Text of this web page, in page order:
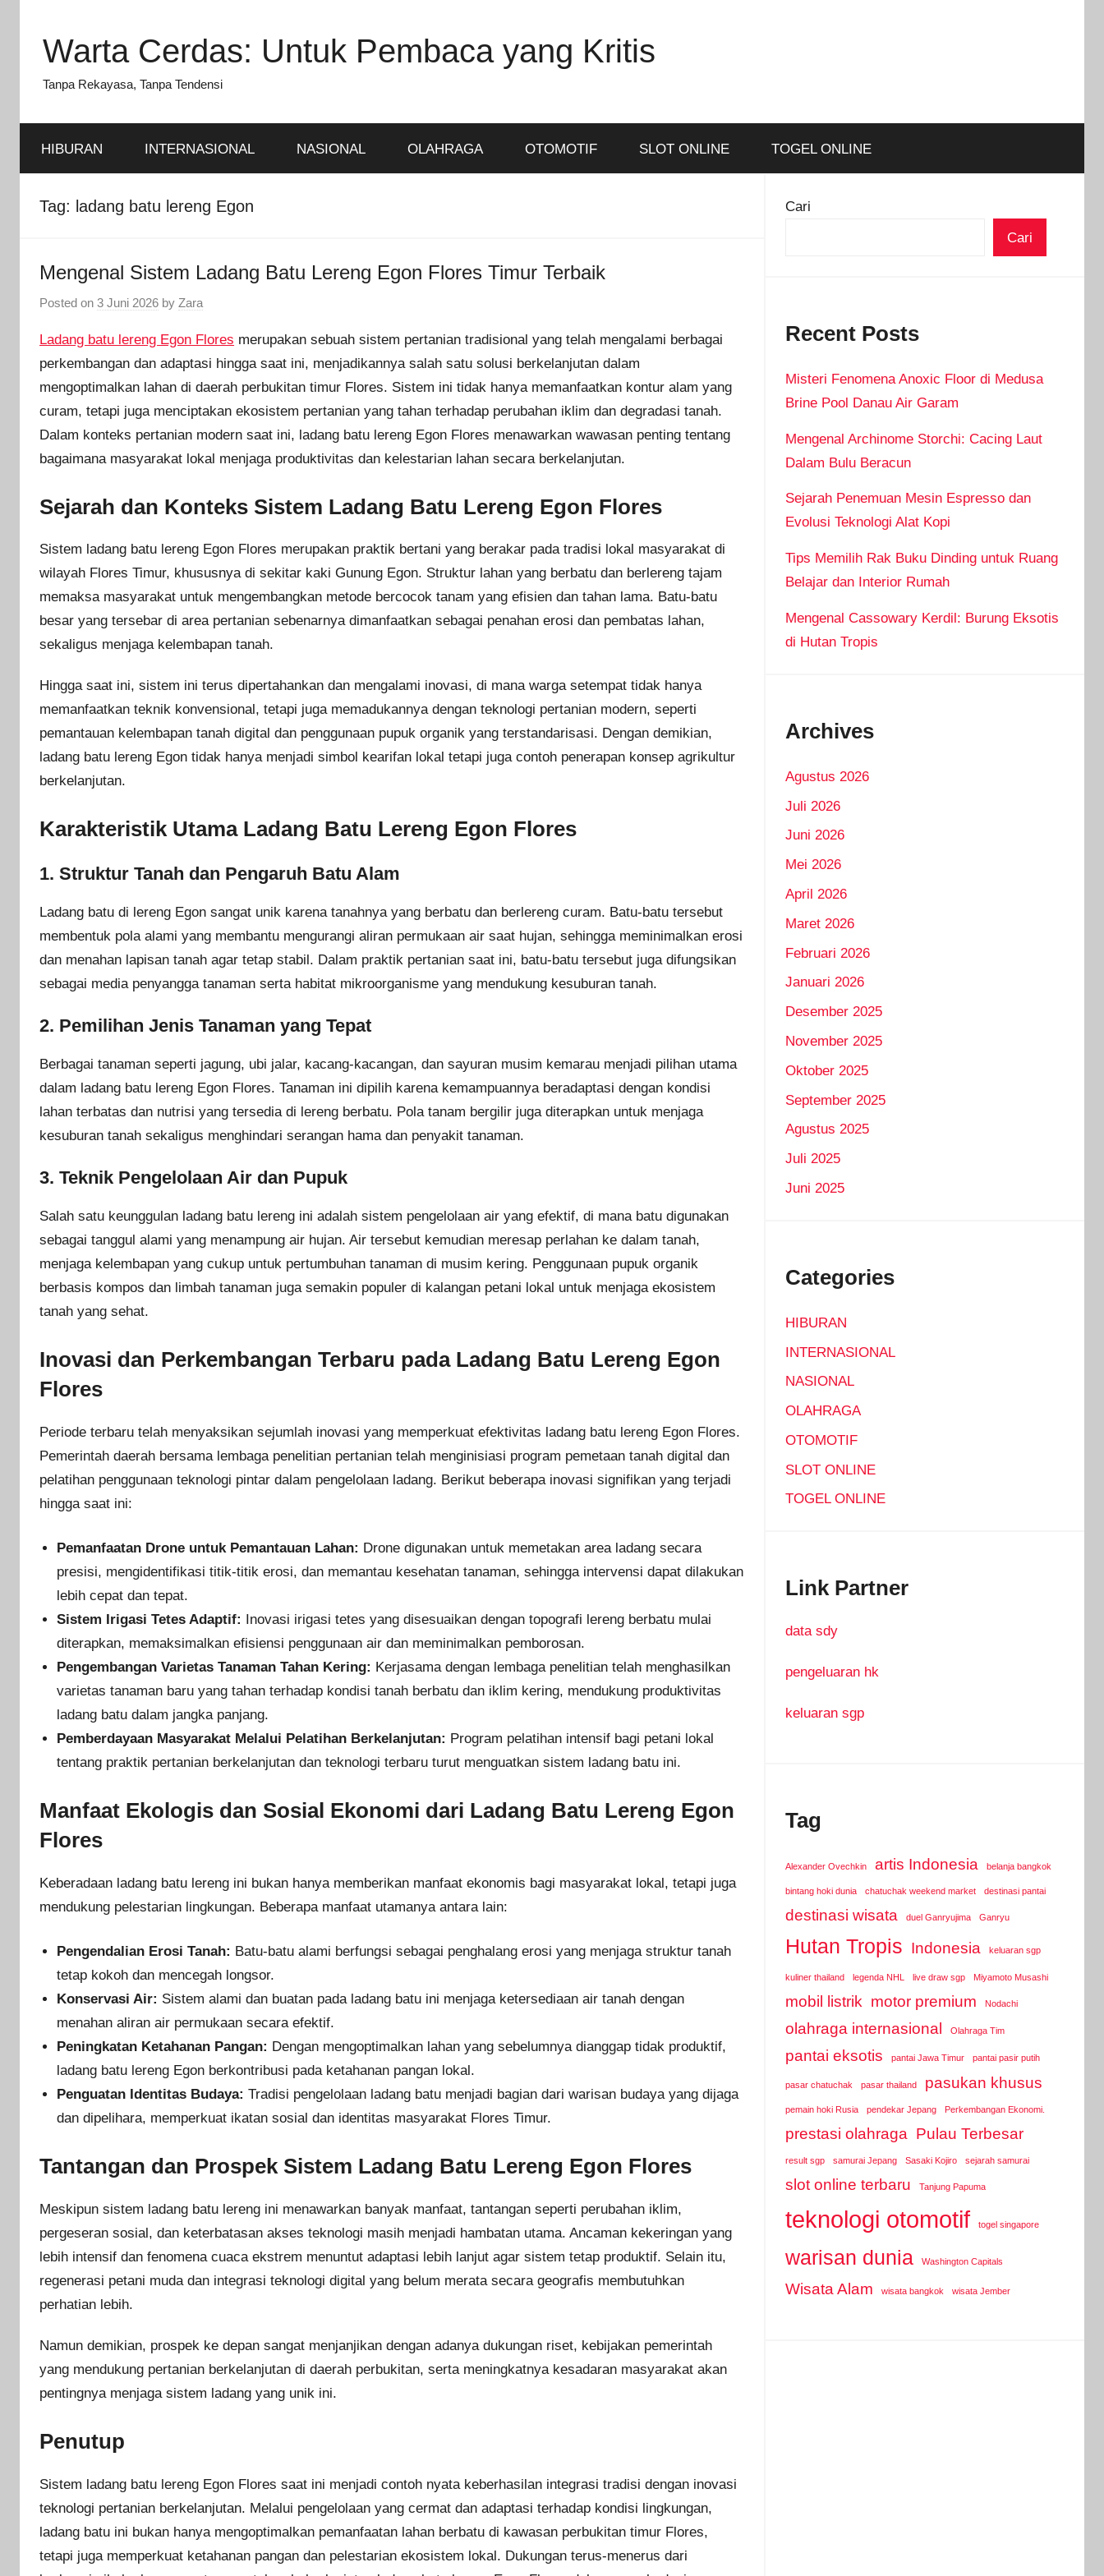
content
Warta Cerdas: Untuk Pembaca yang Kritis
Tanpa Rekayasa, Tanpa Tendensi
HIBURAN INTERNASIONAL NASIONAL OLAHRAGA OTOMOTIF SLOT ONLINE TOGEL ONLINE
Tag: ladang batu lereng Egon
Mengenal Sistem Ladang Batu Lereng Egon Flores Timur Terbaik
Posted on 3 Juni 2026 by Zara
Ladang batu lereng Egon Flores merupakan sebuah sistem pertanian tradisional yang telah mengalami berbagai
perkembangan dan adaptasi hingga saat ini, menjadikannya salah satu solusi berkelanjutan dalam
mengoptimalkan lahan di daerah perbukitan timur Flores. Sistem ini tidak hanya memanfaatkan kontur alam yang
curam, tetapi juga menciptakan ekosistem pertanian yang tahan terhadap perubahan iklim dan degradasi tanah.
Dalam konteks pertanian modern saat ini, ladang batu lereng Egon Flores menawarkan wawasan penting tentang
bagaimana masyarakat lokal menjaga produktivitas dan kelestarian lahan secara berkelanjutan.
Sejarah dan Konteks Sistem Ladang Batu Lereng Egon Flores
Sistem ladang batu lereng Egon Flores merupakan praktik bertani yang berakar pada tradisi lokal masyarakat di
wilayah Flores Timur, khususnya di sekitar kaki Gunung Egon. Struktur lahan yang berbatu dan berlereng tajam
memaksa masyarakat untuk mengembangkan metode bercocok tanam yang efisien dan tahan lama. Batu-batu
besar yang tersebar di area pertanian sebenarnya dimanfaatkan sebagai penahan erosi dan pembatas lahan,
sekaligus menjaga kelembapan tanah.
Hingga saat ini, sistem ini terus dipertahankan dan mengalami inovasi, di mana warga setempat tidak hanya
memanfaatkan teknik konvensional, tetapi juga memadukannya dengan teknologi pertanian modern, seperti
pemantauan kelembapan tanah digital dan penggunaan pupuk organik yang terstandarisasi. Dengan demikian,
ladang batu lereng Egon tidak hanya menjadi simbol kearifan lokal tetapi juga contoh penerapan konsep agrikultur
berkelanjutan.
Karakteristik Utama Ladang Batu Lereng Egon Flores
1. Struktur Tanah dan Pengaruh Batu Alam
Ladang batu di lereng Egon sangat unik karena tanahnya yang berbatu dan berlereng curam. Batu-batu tersebut
membentuk pola alami yang membantu mengurangi aliran permukaan air saat hujan, sehingga meminimalkan erosi
dan menahan lapisan tanah agar tetap stabil. Dalam praktik pertanian saat ini, batu-batu tersebut juga difungsikan
sebagai media penyangga tanaman serta habitat mikroorganisme yang mendukung kesuburan tanah.
2. Pemilihan Jenis Tanaman yang Tepat
Berbagai tanaman seperti jagung, ubi jalar, kacang-kacangan, dan sayuran musim kemarau menjadi pilihan utama
dalam ladang batu lereng Egon Flores. Tanaman ini dipilih karena kemampuannya beradaptasi dengan kondisi
lahan terbatas dan nutrisi yang tersedia di lereng berbatu. Pola tanam bergilir juga diterapkan untuk menjaga
kesuburan tanah sekaligus menghindari serangan hama dan penyakit tanaman.
3. Teknik Pengelolaan Air dan Pupuk
Salah satu keunggulan ladang batu lereng ini adalah sistem pengelolaan air yang efektif, di mana batu digunakan
sebagai tanggul alami yang menampung air hujan. Air tersebut kemudian meresap perlahan ke dalam tanah,
menjaga kelembapan yang cukup untuk pertumbuhan tanaman di musim kering. Penggunaan pupuk organik
berbasis kompos dan limbah tanaman juga semakin populer di kalangan petani lokal untuk menjaga ekosistem
tanah yang sehat.
Inovasi dan Perkembangan Terbaru pada Ladang Batu Lereng Egon
Flores
Periode terbaru telah menyaksikan sejumlah inovasi yang memperkuat efektivitas ladang batu lereng Egon Flores.
Pemerintah daerah bersama lembaga penelitian pertanian telah menginisiasi program pemetaan tanah digital dan
pelatihan penggunaan teknologi pintar dalam pengelolaan ladang. Berikut beberapa inovasi signifikan yang terjadi
hingga saat ini:
Pemanfaatan Drone untuk Pemantauan Lahan: Drone digunakan untuk memetakan area ladang secara
presisi, mengidentifikasi titik-titik erosi, dan memantau kesehatan tanaman, sehingga intervensi dapat dilakukan
lebih cepat dan tepat.
Sistem Irigasi Tetes Adaptif:
Inovasi irigasi tetes yang disesuaikan dengan topografi lereng berbatu mulai
diterapkan, memaksimalkan efisiensi penggunaan air dan meminimalkan pemborosan.
Pengembangan Varietas Tanaman Tahan Kering: Kerjasama dengan lembaga penelitian telah menghasilkan
varietas tanaman baru yang tahan terhadap kondisi tanah berbatu dan iklim kering, mendukung produktivitas
ladang batu dalam jangka panjang.
Pemberdayaan Masyarakat Melalui Pelatihan Berkelanjutan: Program pelatihan intensif bagi petani lokal
tentang praktik pertanian berkelanjutan dan teknologi terbaru turut menguatkan sistem ladang batu ini.
Manfaat Ekologis dan Sosial Ekonomi dari Ladang Batu Lereng Egon
Flores
Keberadaan ladang batu lereng ini bukan hanya memberikan manfaat ekonomis bagi masyarakat lokal, tetapi juga
mendukung pelestarian lingkungan. Beberapa manfaat utamanya antara lain:
Pengendalian Erosi Tanah: Batu-batu alami berfungsi sebagai penghalang erosi yang menjaga struktur tanah
tetap kokoh dan mencegah longsor.
Konservasi Air: Sistem alami dan buatan pada ladang batu ini menjaga ketersediaan air tanah dengan
menahan aliran air permukaan secara efektif.
Peningkatan Ketahanan Pangan: Dengan mengoptimalkan lahan yang sebelumnya dianggap tidak produktif,
ladang batu lereng Egon berkontribusi pada ketahanan pangan lokal.
Penguatan Identitas Budaya: Tradisi pengelolaan ladang batu menjadi bagian dari warisan budaya yang dijaga
dan dipelihara, memperkuat ikatan sosial dan identitas masyarakat Flores Timur.
Tantangan dan Prospek Sistem Ladang Batu Lereng Egon Flores
Meskipun sistem ladang batu lereng ini menawarkan banyak manfaat, tantangan seperti perubahan iklim,
pergeseran sosial, dan keterbatasan akses teknologi masih menjadi hambatan utama. Ancaman kekeringan yang
lebih intensif dan fenomena cuaca ekstrem menuntut adaptasi lebih lanjut agar sistem tetap produktif. Selain itu,
regenerasi petani muda dan integrasi teknologi digital yang belum merata secara geografis membutuhkan
perhatian lebih.
Namun demikian, prospek ke depan sangat menjanjikan dengan adanya dukungan riset, kebijakan pemerintah
yang mendukung pertanian berkelanjutan di daerah perbukitan, serta meningkatnya kesadaran masyarakat akan
pentingnya menjaga sistem ladang yang unik ini.
Penutup
Sistem ladang batu lereng Egon Flores saat ini menjadi contoh nyata keberhasilan integrasi tradisi dengan inovasi
teknologi pertanian berkelanjutan. Melalui pengelolaan yang cermat dan adaptasi terhadap kondisi lingkungan,
ladang batu ini bukan hanya mengoptimalkan pemanfaatan lahan berbatu di kawasan perbukitan timur Flores,
tetapi juga memperkuat ketahanan pangan dan pelestarian ekosistem lokal. Dukungan terus-menerus dari
Cari
Cari
Recent Posts
Misteri Fenomena Anoxic Floor di Medusa
Brine Pool Danau Air Garam
Mengenal Archinome Storchi: Cacing Laut
Dalam Bulu Beracun
Sejarah Penemuan Mesin Espresso dan
Evolusi Teknologi Alat Kopi
Tips Memilih Rak Buku Dinding untuk Ruang
Belajar dan Interior Rumah
Mengenal Cassowary Kerdil: Burung Eksotis
di Hutan Tropis
Archives
Agustus 2026
Juli 2026
Juni 2026
Mei 2026
April 2026
Maret 2026
Februari 2026
Januari 2026
Desember 2025
November 2025
Oktober 2025
September 2025
Agustus 2025
Juli 2025
Juni 2025
Categories
HIBURAN
INTERNASIONAL
NASIONAL
OLAHRAGA
OTOMOTIF
SLOT ONLINE
TOGEL ONLINE
Link Partner
data sdy
pengeluaran hk
keluaran sgp
Tag
Alexander Ovechkin artis Indonesia belanja bangkok
bintang hoki dunia chatuchak weekend market destinasi pantai
destinasi wisata duel Ganryujima Ganryu
Hutan Tropis Indonesia keluaran sgp
kuliner thailand legenda NHL live draw sgp Miyamoto Musashi
mobil listrik motor premium Nodachi
olahraga internasional Olahraga Tim
pantai eksotis pantai Jawa Timur pantai pasir putih
pasar chatuchak pasar thailand pasukan khusus
pemain hoki Rusia pendekar Jepang Perkembangan Ekonomi.
prestasi olahraga Pulau Terbesar
result sgp samurai Jepang Sasaki Kojiro sejarah samurai
slot online terbaru Tanjung Papuma
teknologi otomotif togel singapore
warisan dunia Washington Capitals
Wisata Alam wisata bangkok wisata Jember